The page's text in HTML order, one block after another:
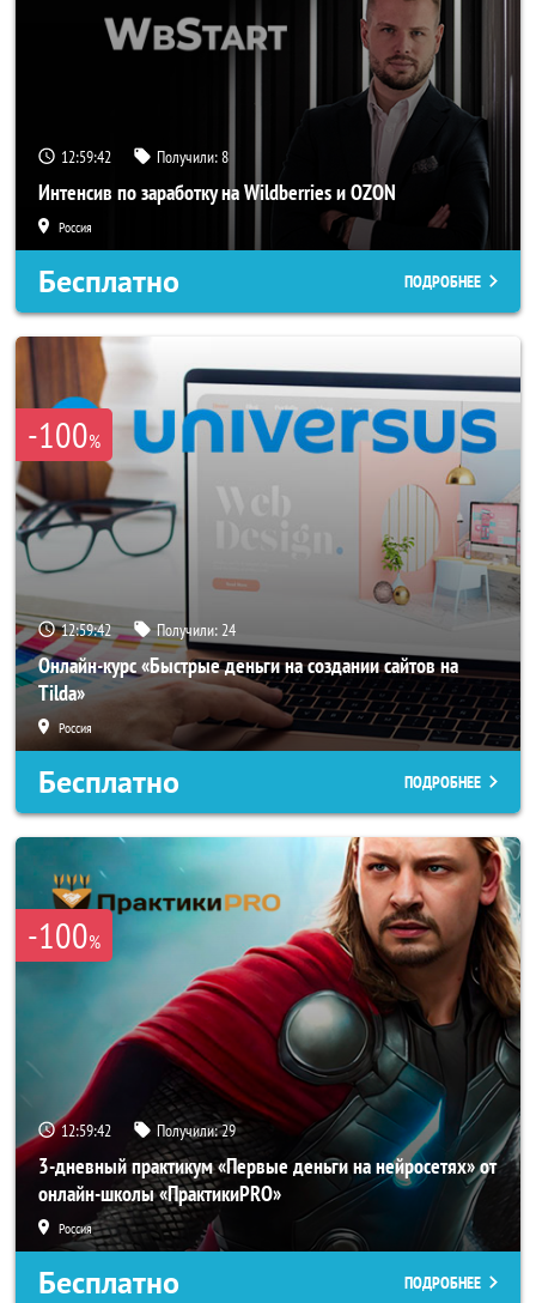
12:59:39 Получили:8
Интенсив по заработку на Wildberries и OZON
Россия
Бесплатно ПОДРОБНЕЕ
-100%
12:59:39 Получили:24
Онлайн-курс «Быстрые деньги на создании сайтов на
Tilda»
Россия
Бесплатно ПОДРОБНЕЕ
-100%
12:59:39 Получили:29
3-дневный практикум «Первые деньги на нейросетях» от
онлайн-школы «ПрактикиPRO»
Россия
Бесплатно ПОДРОБНЕЕ